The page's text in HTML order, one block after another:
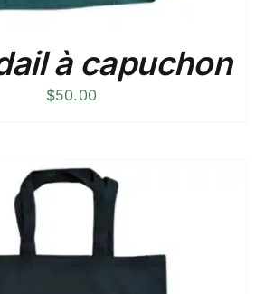
à capuchon
$50.00